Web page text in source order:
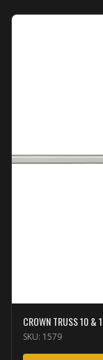
CROWN TRUSS 10 &
SKU: 1579